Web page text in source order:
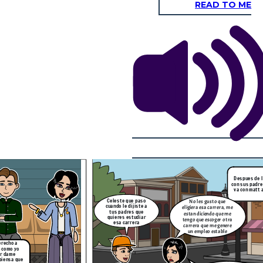
satisfacción espiritual
escoger cualquier carrera
haga sentir cómoda. Y si
Se que puedo ser libre
pero si le hablo de eso a
mis padres no tendría
ningún caso no me dejan
MUCHAS GRACIAS DANI,
GRACIS A TI APRENDI A
QUE TODOS SOMOS LIBRES
Y QUE CON LA LIBERTAD
PODEMOS SER FELICES.
¡QUE FELIZ ESTA TIENES UN
BRILLO ESN TUS OJOS QUE
NO VEIA CUANDO ESTABA
HABLOS CON TUS PADRES
SOBRE LA CARRERA!
AUNQUE SIEMPRE
HAY LIMITES ES MUY
IMPORTANTE
esa carrera, no me va a
Se que puedo ser libre
si le hablo de eso a
mis padres no tendría
caso no me dejan
estudiar esa carrera.
READ TO ME
Despues de
con sus
va con matt
Celeste que paso
cuando le dijiste a
tus padres que
quieres estudiar
esa carrera
No les gusto que
eligiera esa carrera, me
estan diciendo que me
tengo que escoger otra
carrera que me genere
un empleo estable
a
yo
dame
que